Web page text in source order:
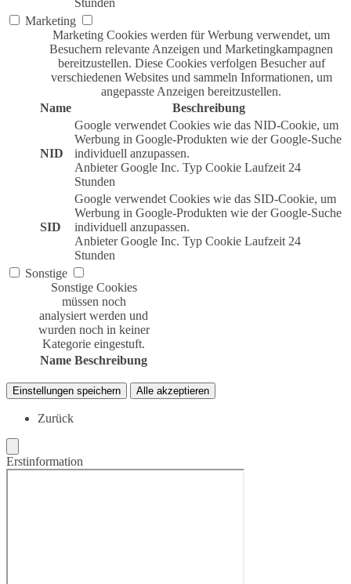
Stunden
Marketing
Marketing Cookies werden für Werbung verwendet, um
Besuchern relevante Anzeigen und Marketingkampagnen
bereitzustellen. Diese Cookies verfolgen Besucher auf
verschiedenen Websites und sammeln Informationen, um
angepasste Anzeigen bereitzustellen.
Name
Beschreibung
NID
Google verwendet Cookies wie das NID-Cookie, um
Werbung in Google-Produkten wie der Google-Suche
individuell anzupassen.
Anbieter Google Inc. Typ Cookie Laufzeit 24
Stunden
SID
Google verwendet Cookies wie das SID-Cookie, um
Werbung in Google-Produkten wie der Google-Suche
individuell anzupassen.
Anbieter Google Inc. Typ Cookie Laufzeit 24
Stunden
Sonstige
Sonstige Cookies
müssen noch
analysiert werden und
wurden noch in keiner
Kategorie eingestuft.
Name Beschreibung
Einstellungen speichern Alle akzeptieren
Zurück
Erstinformation